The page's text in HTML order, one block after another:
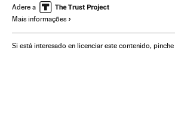
Ciências exatas Ciência
Adere a
Mais informações
Si está interesado en licenciar este contenido, pinche